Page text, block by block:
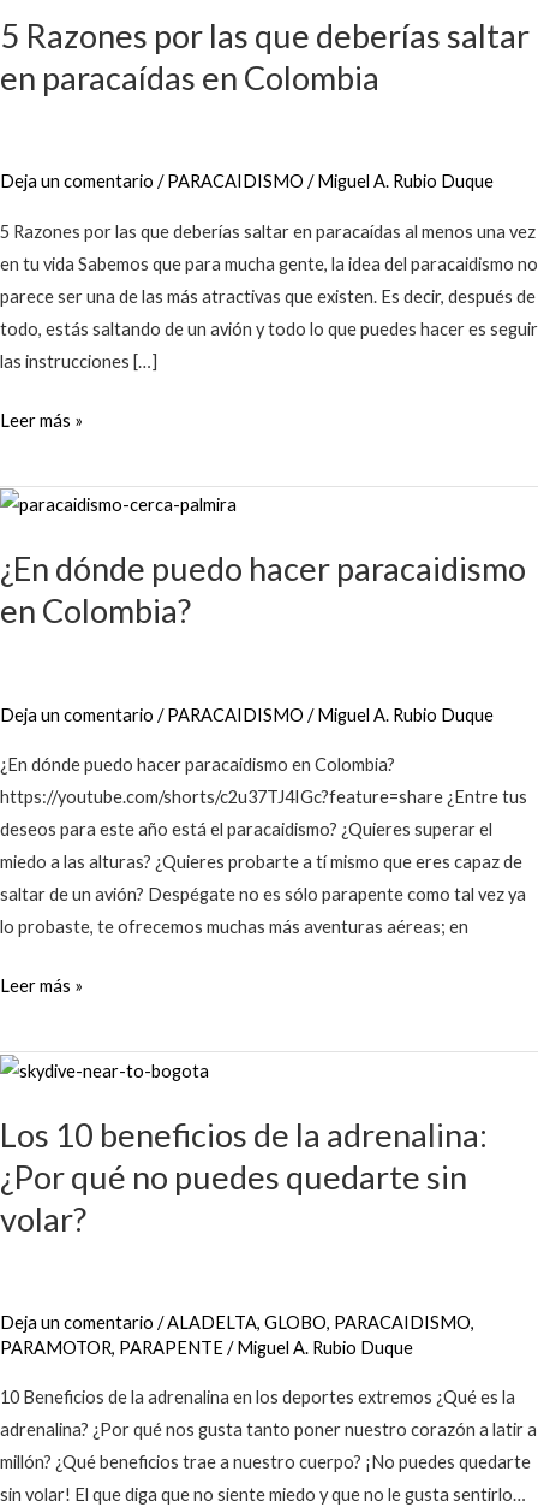
5 Razones por las que deberías saltar
en paracaídas en Colombia
Deja un comentario / PARACAIDISMO / Miguel A. Rubio Duque
5 Razones por las que deberías saltar en paracaídas al menos una vez
en tu vida Sabemos que para mucha gente, la idea del paracaidismo no
parece ser una de las más atractivas que existen. Es decir, después de
todo, estás saltando de un avión y todo lo que puedes hacer es seguir
las instrucciones […]
Leer más »
¿En dónde puedo hacer paracaidismo
en Colombia?
Deja un comentario /PARACAIDISMO /Miguel A. Rubio Duque
¿En dónde puedo hacer paracaidismo en Colombia?
https://youtube.com/shorts/c2u37TJ4IGc?feature=share ¿Entre tus
deseos para este año está el paracaidismo? ¿Quieres superar el
miedo a las alturas? ¿Quieres probarte a tí mismo que eres capaz de
saltar de un avión? Despégate no es sólo parapente como tal vez ya
lo probaste, te ofrecemos muchas más aventuras aéreas; en
¿En
puedo
Leer más »
Los 10 beneficios de la adrenalina:
¿Por qué no puedes quedarte sin
volar?
Deja un comentario /ALADELTA, GLOBO, PARACAIDISMO,
PARAMOTOR, PARAPENTE/Miguel A. Rubio Duque
10 Beneficios de la adrenalina en los deportes extremos ¿Qué es la
adrenalina? ¿Por qué nos gusta tanto poner nuestro corazón a latir a
millón? ¿Qué beneficios trae a nuestro cuerpo? ¡No puedes quedarte
sin volar! El que diga que no siente miedo y que no le gusta sentirlo…
Los
beneficios
de
la
adrenalina:
no
puedes
quedarte
sin
volar?